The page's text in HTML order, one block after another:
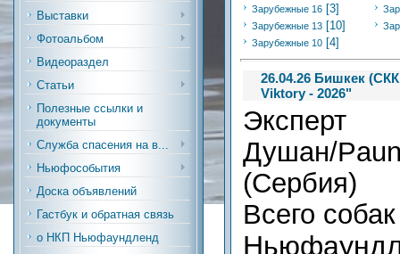
Выставки
Фотоальбом
Видеораздел
Статьи
Полезные ссылки и
документы
Служба спасения на в...
Ньюфособытия
Доска объявлений
Гастбук и обратная связь
о НКП Ньюфаундленд
Зарубежные 16 [3]
Зарубежные 13 [10]
Зарубежные 10 [4]
26.04.26 Бишкек
Viktory - 2026"
Душан/
(Сербия)
Всего